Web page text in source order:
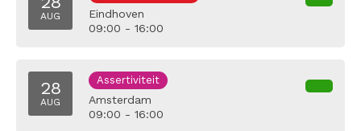
AUG
Eindhoven
09:00 - 16:00
28
AUG
Assertiviteit
Amsterdam
09:00 - 16:00